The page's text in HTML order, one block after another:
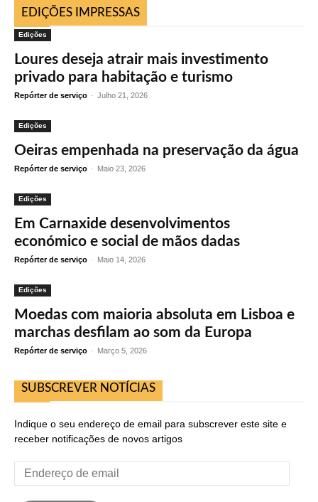
EDIÇÕES IMPRESSAS
Edições
Loures deseja atrair mais investimento
privado para habitação e turismo
Repórter de serviço - Julho 21, 2026
Edições
Oeiras empenhada na preservação da água
Repórter de serviço - Maio 23, 2026
Edições
Em Carnaxide desenvolvimentos
económico e social de mãos dadas
Repórter de serviço - Maio 14, 2026
Edições
Moedas com maioria absoluta em Lisboa e
marchas desfilam ao som da Europa
Repórter de serviço - Março 5, 2026
SUBSCREVER NOTÍCIAS
Indique o seu endereço de email para subscrever este site e
receber notificações de novos artigos
Endereço
de